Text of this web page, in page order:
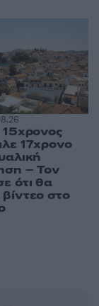
15χρονος
17χρονο
– Τον
ότι θα
στο